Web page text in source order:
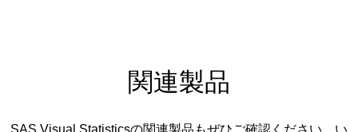
関連製品